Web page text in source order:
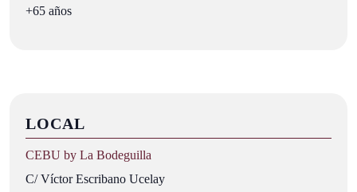
+65 años
LOCAL
CEBU by La Bodeguilla
C/ Víctor Escribano Ucelay